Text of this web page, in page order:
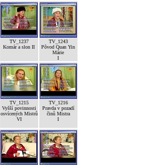
TV_1237
Komár a slon II
TV_1243
Pôvod Quan Yin
Márie
I
TV_1215
Vyšší povinnosti
osvícených Mistrů
VI
TV_1216
Pravda v pozadí
činů Mistra
I